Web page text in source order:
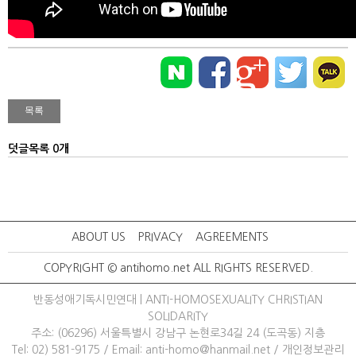
덧글목록 0개
ABOUT US PRIVACY AGREEMENTS
COPYRIGHT © antihomo.net ALL RIGHTS RESERVED.
반동성애기독시민연대 | ANTI-HOMOSEXUALITY CHRISTIAN
SOLIDARITY
주소: (06296) 서울특별시 강남구 논현로34길 24 (도곡동) 지층
Tel: 02) 581-9175 / Email: anti-homo@hanmail.net / 개인정보관리